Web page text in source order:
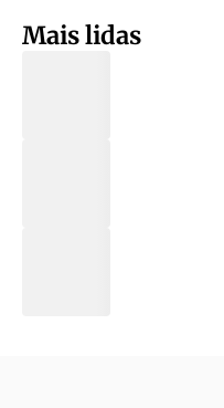
Mais lidas